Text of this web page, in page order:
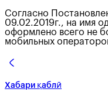
Согласно
09.02.2019г., на имя
оформлено всего не
мобильных
Хабари қаблӣ